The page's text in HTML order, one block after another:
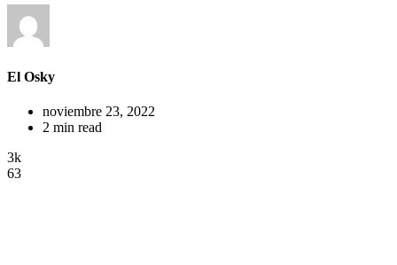
El Osky
noviembre 23, 2022
2 min read
3k
63